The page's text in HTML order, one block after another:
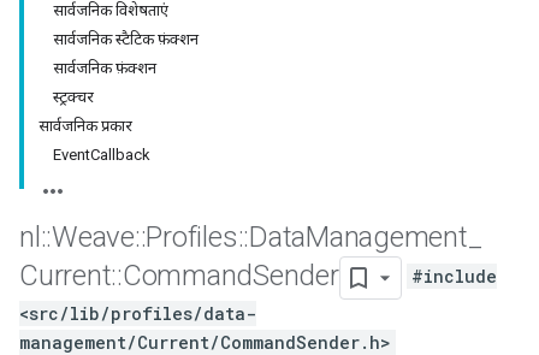
सार्वजनिक विशेषताएं
सार्वजनिक स्टैटिक फ़ंक्शन
सार्वजनिक फ़ंक्शन
स्ट्रक्चर
सार्वजनिक प्रकार
EventCallback
nl ::Weave::Profiles::DataManagement
Current::CommandSender
#include
<src/lib/profiles/data-
management/Current/CommandSender.h>